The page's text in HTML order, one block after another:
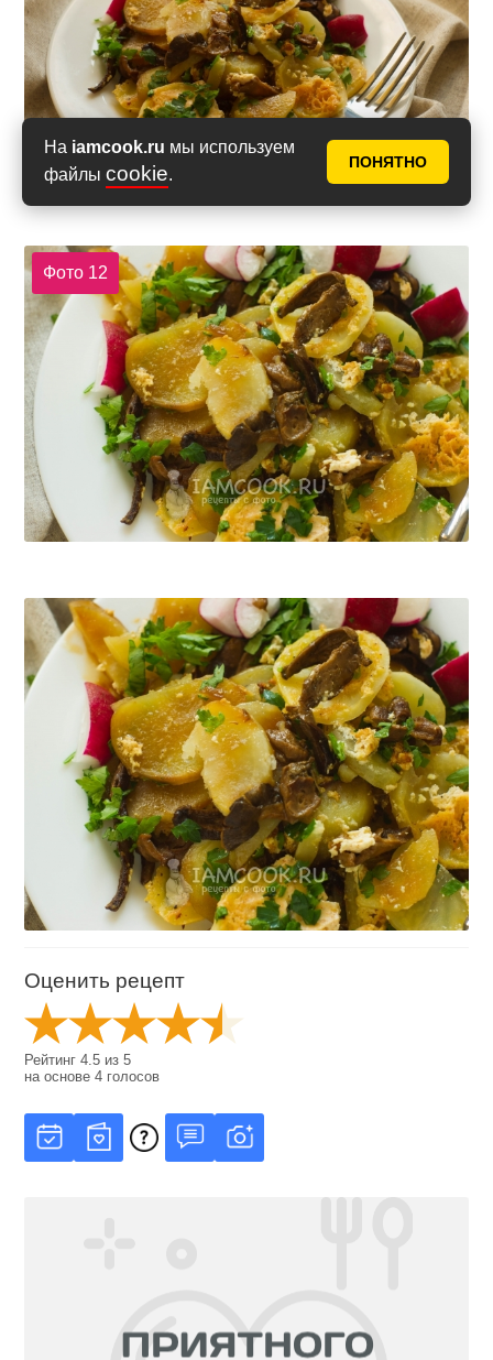
На iamcook.ru мы используем
файлы cookie.
ПОНЯТНО
Фото 12
Оценить рецепт
Рейтинг4.5 из5
на основе4 голосов